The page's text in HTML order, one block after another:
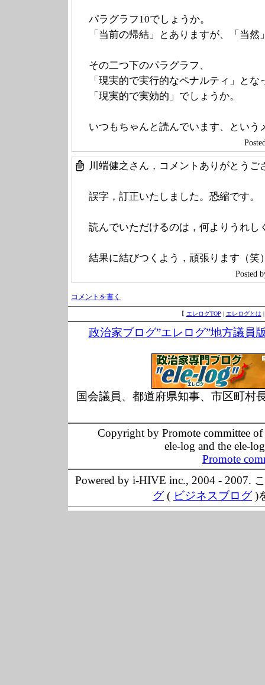
パラグラフ10でしょうか。
「当前の帰結」とありますが、「当然
その二つ下のパラグラフ、
「現実的で実行的なペナルティ」と
「現実的で実効的」でしょうか。
いつもちゃんと読んでいます、という
川端健之さん，コメントありがとうご
誤字，訂正いたしました。恐縮です。
読んでいただけるのは，何よりうれし
結果に結びつくよう，頑張ります（笑
Posted
コメントを書く
【 エレログTOP エレログとは
政治家ブログ”エレログ”地方議員
国会議員、都道府県知事、市区町村
Copyright by Promote committee
ele-log and the ele-
Promote
Powered by i-HIVE inc., 2004 - 2007.
グ( ビジネスブログ)